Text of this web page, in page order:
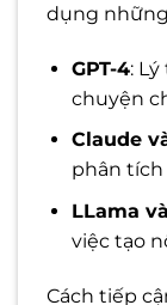
dụng
GPT-4:
chuyện
Claude
phân tích
LLama
việc tạo
Cách tiếp